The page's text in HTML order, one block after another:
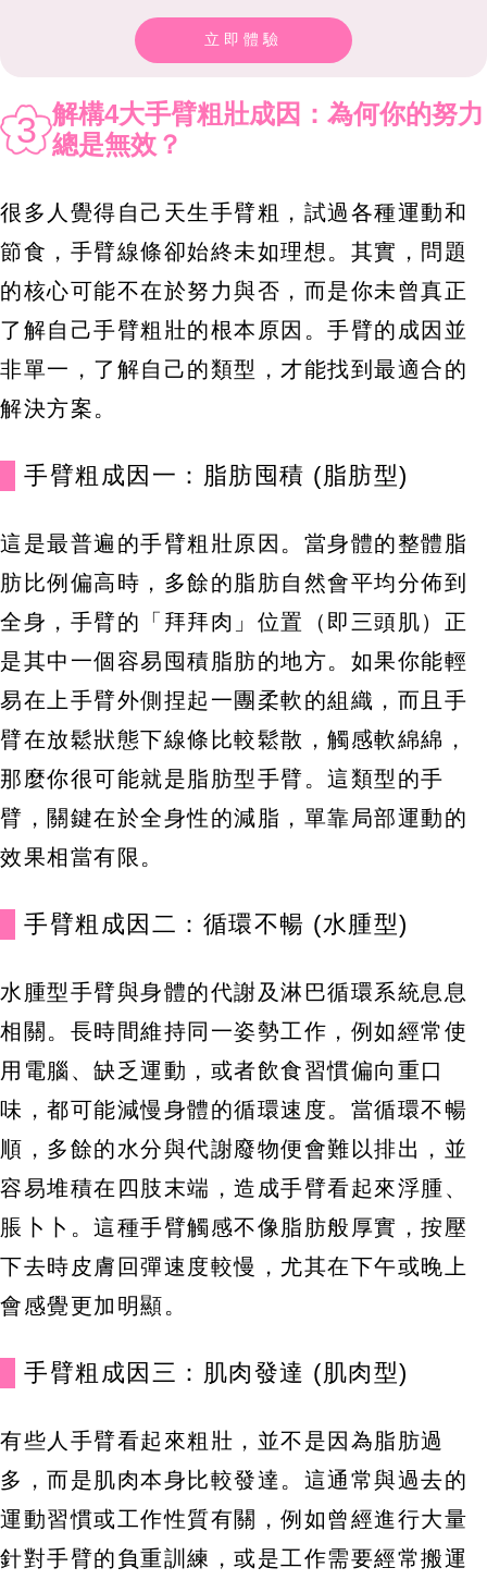
立即體驗
3 解構4大手臂粗壯成因：為何你的努力
總是無效？
很多人覺得自己天生手臂粗，試過各種運動和
節食，手臂線條卻始終未如理想。其實，問題
的核心可能不在於努力與否，而是你未曾真正
了解自己手臂粗壯的根本原因。手臂的成因並
非單一，了解自己的類型，才能找到最適合的
解決方案。
手臂粗成因一：脂肪囤積 (脂肪型)
這是最普遍的手臂粗壯原因。當身體的整體脂
肪比例偏高時，多餘的脂肪自然會平均分佈到
全身，手臂的「拜拜肉」位置（即三頭肌）正
是其中一個容易囤積脂肪的地方。如果你能輕
易在上手臂外側捏起一團柔軟的組織，而且手
臂在放鬆狀態下線條比較鬆散，觸感軟綿綿，
那麼你很可能就是脂肪型手臂。這類型的手
臂，關鍵在於全身性的減脂，單靠局部運動的
效果相當有限。
手臂粗成因二：循環不暢 (水腫型)
水腫型手臂與身體的代謝及淋巴循環系統息息
相關。長時間維持同一姿勢工作，例如經常使
用電腦、缺乏運動，或者飲食習慣偏向重口
味，都可能減慢身體的循環速度。當循環不暢
順，多餘的水分與代謝廢物便會難以排出，並
容易堆積在四肢末端，造成手臂看起來浮腫、
脹卜卜。這種手臂觸感不像脂肪般厚實，按壓
下去時皮膚回彈速度較慢，尤其在下午或晚上
會感覺更加明顯。
手臂粗成因三：肌肉發達 (肌肉型)
有些人手臂看起來粗壯，並不是因為脂肪過
多，而是肌肉本身比較發達。這通常與過去的
運動習慣或工作性質有關，例如曾經進行大量
針對手臂的負重訓練，或是工作需要經常搬運